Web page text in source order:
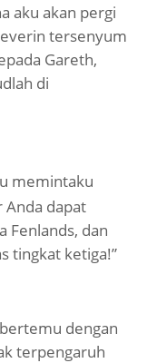
aku akan pergi
tersenyum
Gareth,
di
memintaku
Anda dapat
Fenlands, dan
tingkat ketiga!”
dengan
terpengaruh